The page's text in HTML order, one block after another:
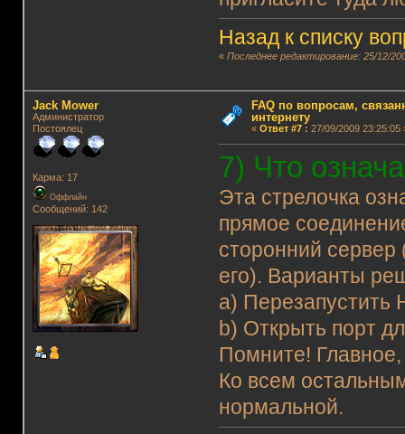
Назад к списку
«Последнее редактирование: 25/12/
Jack Mower
Администратор
Постоялец
Карма: 17
Оффлайн
Сообщений: 142
FAQ по вопросам,
интернету
« Ответ #7: 27/09/2009 23:25:05
7) Что
Эта стрелочка
прямое
сторонний сервер
его). Варианты
а) Перезапустить
b) Открыть порт
Помните!
Ко всем
нормальной.